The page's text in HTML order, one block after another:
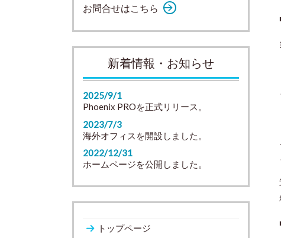
お問合せはこちら
新着情報・お知らせ
2025/9/1
Phoenix PROを正式リリース。
2023/7/3
海外オフィスを開設しました。
2022/12/31
ホームページを公開しました。
トップページ